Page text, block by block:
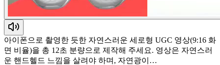
아이폰으로 촬영한 듯한 자연스러운 세로형 UGC 영상(9:16 화
면 비율)을 총 12초 분량으로 제작해 주세요. 영상은 자연스러
운 핸드헬드 느낌을 살려야 하며, 자연광이…